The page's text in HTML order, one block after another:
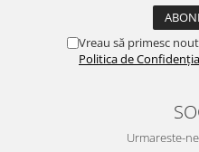
Vreau să primesc
Politica de
Urmareste-